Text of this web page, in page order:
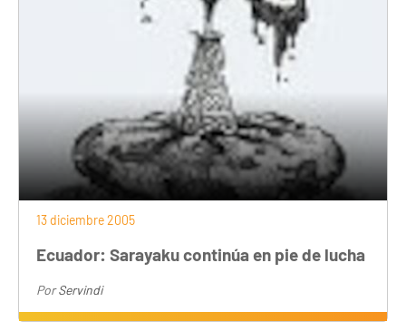
13 diciembre 2005
Ecuador: Sarayaku continúa en pie de lucha
PorServindi